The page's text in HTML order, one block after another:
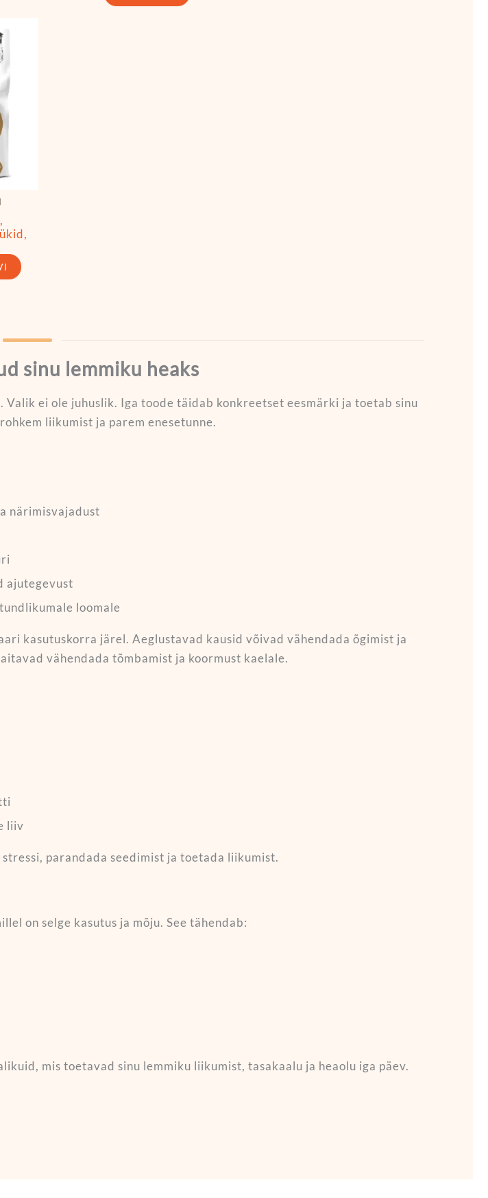
sinu lemmiku heaks
ei ole juhuslik. Iga toode täidab konkreetset eesmärki ja toetab sinu
liikumist ja parem enesetunne.
närimisvajadust
ajutegevust
loomale
kasutuskorra järel. Aeglustavad kausid võivad vähendada õgimist ja
vähendada tõmbamist ja koormust kaelale.
liiv
parandada seedimist ja toetada liikumist.
on selge kasutus ja mõju. See tähendab:
mis toetavad sinu lemmiku liikumist, tasakaalu ja heaolu iga päev.